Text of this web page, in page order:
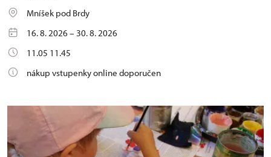
Mníšek pod Brdy
16. 8. 2026 – 30. 8. 2026
11.05 11.45
nákup vstupenky online doporučen